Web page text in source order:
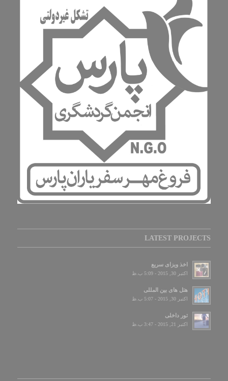
LATEST PROJECTS
اخذ ویزای سریع
اکتبر 30, 2015 - 5:09 ب.ظ
هتل های بین المللی
اکتبر 30, 2015 - 5:07 ب.ظ
تور داخلی
اکتبر 21, 2015 - 3:47 ب.ظ